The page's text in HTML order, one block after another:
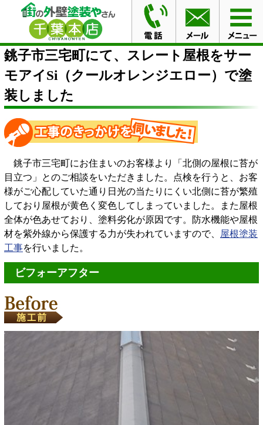
HOME 施工事例
銚子市三宅町にて、スレート屋根をサ
ーモアイSi（クールオレンジエロー）で塗装しました
銚子市三宅町にて、スレート屋根をサー
モアイSi（クールオレンジエロー）で塗
装しました
銚子市三宅町にお住まいのお客様より「北側の屋根に苔が
目立つ」とのご相談をいただきました。点検を行うと、お客
様がご心配していた通り日光の当たりにくい北側に苔が繁殖
しており屋根が黄色く変色してしまっていました。また屋根
全体が色あせており、塗料劣化が原因です。防水機能や屋根
材を紫外線から保護する力が失われていますので、 屋根塗装
工事を行いました。
ビフォーアフター